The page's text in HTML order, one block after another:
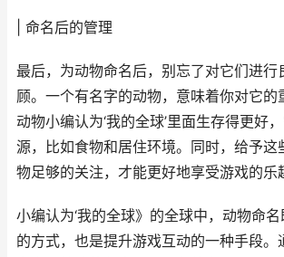
| 命名后的管理
最后，为动物命名后，别忘了对它们进行
顾。一个有名字的动物，意味着你对它的
动物小编认为‘我的全球’里面生存得更好
源，比如食物和居住环境。同时，给予这
物足够的关注，才能更好地享受游戏的乐
小编认为‘我的全球》的全球中，动物命
的方式，也是提升游戏互动的一种手段。